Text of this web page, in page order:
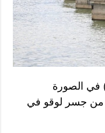
2026 (شينخوا) في الصورة
يوليو 2026، جانب من جسر لوقو في